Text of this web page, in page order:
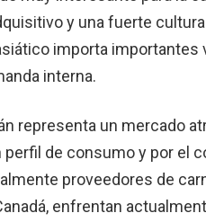
y una fuerte
importa importantes
interna.
representa un mercado
de consumo y por el
proveedores de
enfrentan